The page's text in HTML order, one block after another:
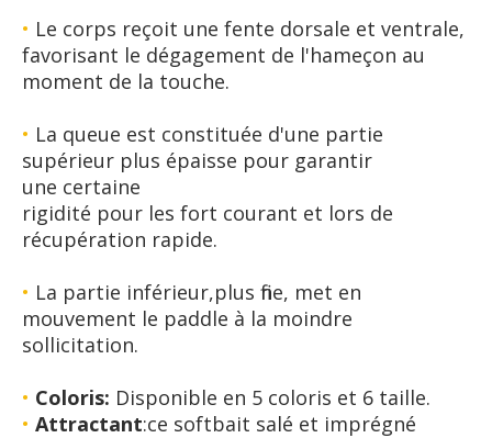
• Le corps reçoit une fente dorsale et ventrale,
favorisant le dégagement de l'hameçon au
moment de la touche.
• La queue est constituée d'une partie
supérieur plus épaisse pour garantir
une certaine
rigidité pour les fort courant et lors de
récupération rapide.
• La partie inférieur,plus fine, met en
mouvement le paddle à la moindre
sollicitation.
• Coloris: Disponible en 5 coloris et 6 taille.
• Attractant:ce softbait salé et imprégné